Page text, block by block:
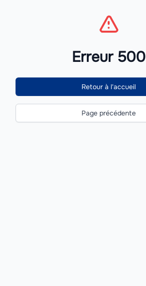
Erreur 500
Retour à l'accueil
Page précédente